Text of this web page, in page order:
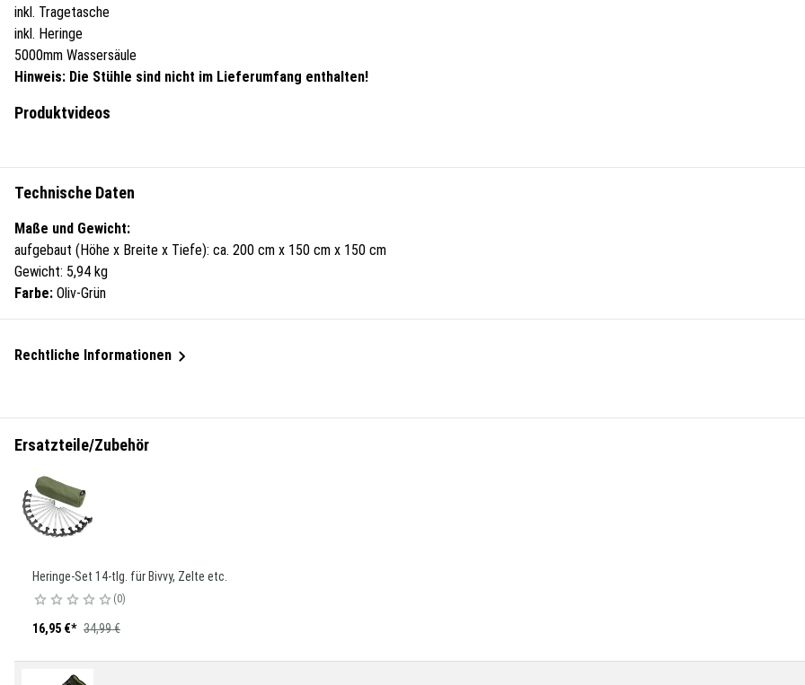
inkl. Tragetasche
inkl. Heringe
5000mm Wassersäule
Hinweis: Die Stühle sind nicht im Lieferumfang enthalten!
Produktvideos
Technische Daten
Maße und Gewicht:
aufgebaut (Höhe x Breite x Tiefe): ca. 200 cm x 150 cm x 150 cm
Gewicht: 5,94 kg
Farbe: Oliv-Grün
Rechtliche Informationen
Ersatzteile/Zubehör
Heringe-Set 14-tlg. für Bivvy, Zelte etc.
0
16,95 €* 34,99 €